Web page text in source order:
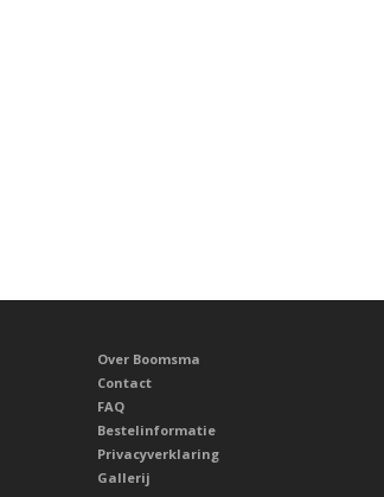
Over Boomsma
Contact
FAQ
Bestelinformatie
Privacyverklaring
Gallerij